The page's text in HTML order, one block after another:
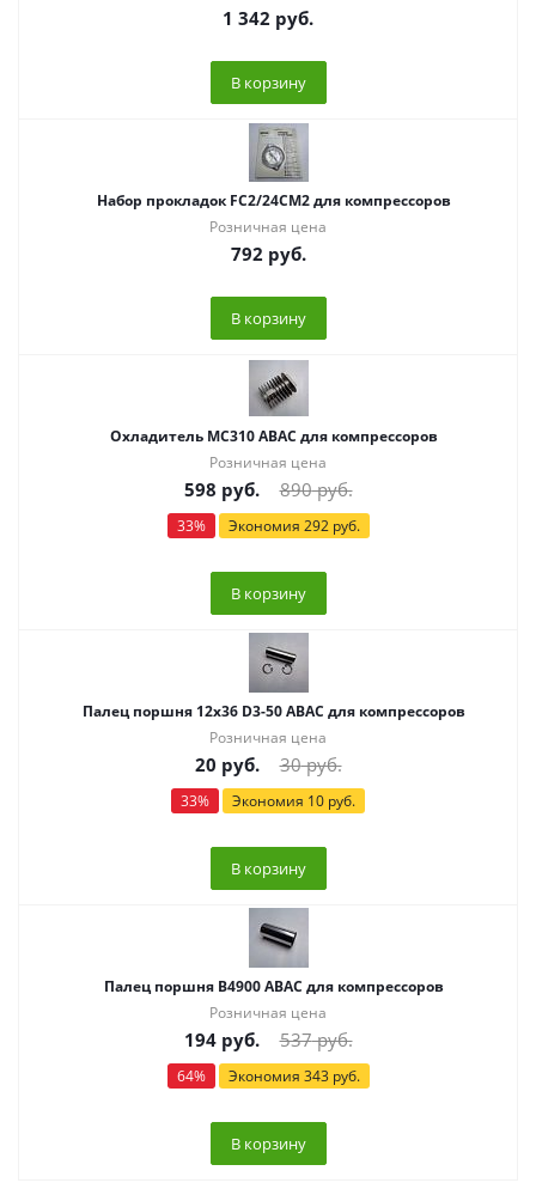
1 342 руб.
В корзину
Набор прокладок FC2/24CM2 для компрессоров
Розничная цена
792 руб.
В корзину
Охладитель МС310 ABAC для компрессоров
Розничная цена
598 руб. 890руб.
33% Экономия 292руб.
В корзину
Палец поршня 12х36 D3-50 ABAC для компрессоров
Розничная цена
20 руб. 30руб.
33% Экономия 10 руб.
В корзину
Палец поршня B4900 ABAC для компрессоров
Розничная цена
194руб. 537руб.
64% Экономия 343руб.
В корзину